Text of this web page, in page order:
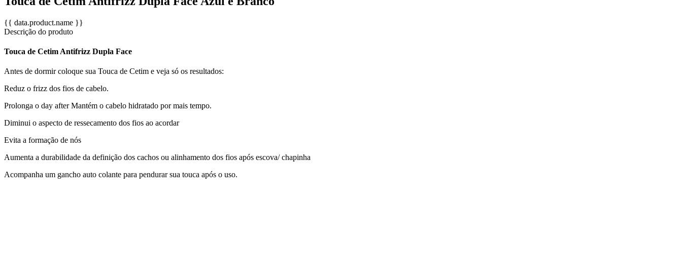
{{ data.product.name }}
Descrição do produto
Touca de Cetim Antifrizz Dupla Face
Antes de dormir coloque sua Touca de Cetim e veja só os resultados:
Reduz o frizz dos fios de cabelo.
Prolonga o day after Mantém o cabelo hidratado por mais tempo.
Diminui o aspecto de ressecamento dos fios ao acordar
Evita a formação de nós
Aumenta a durabilidade da definição dos cachos ou alinhamento dos fios após escova/ chapinha
Acompanha um gancho auto colante para pendurar sua touca após o uso.